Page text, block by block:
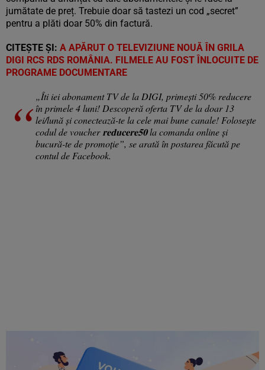
jumătate de preț. Trebuie doar să tastezi un cod „secret”
pentru a plăti doar 50% din factură.
CITEȘTE ȘI: A APĂRUT O TELEVIZIUNE NOUĂ ÎN GRILA
DIGI RCS RDS ROMÂNIA. FILMELE AU FOST ÎNLOCUITE DE
PROGRAME DOCUMENTARE
„Îti iei abonament TV de la DIGI, primești 50% reducere
în primele 4 luni! Descoperă oferta TV de la doar 13
lei/lună și conectează-te la cele mai bune canale! Folosește
codul de voucher 𝐫𝐞𝐝𝐮𝐜𝐞𝐫𝐞𝟓𝟎 la comanda online și
bucură-te de promoție”, se arată în postarea făcută pe
contul de Facebook.